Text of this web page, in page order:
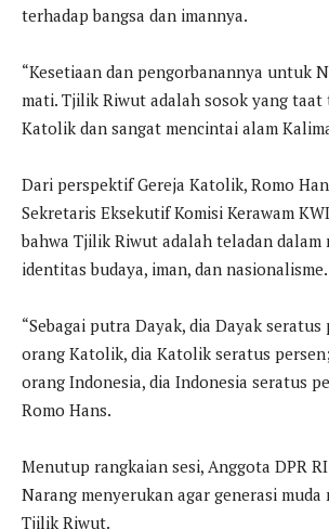
terhadap bangsa dan imannya.
“Kesetiaan dan pengorbanannya untuk
mati. Tjilik Riwut adalah sosok yang taat
Katolik dan sangat mencintai alam
Dari perspektif Gereja Katolik, Romo
Sekretaris Eksekutif Komisi Kerawam
bahwa Tjilik Riwut adalah teladan dalam
identitas budaya, iman, dan nasionalisme.
“Sebagai putra Dayak, dia Dayak seratus
orang Katolik, dia Katolik seratus
orang Indonesia, dia Indonesia seratus
Romo Hans.
Menutup rangkaian sesi, Anggota DPR
Narang menyerukan agar generasi muda
Tjilik Riwut.